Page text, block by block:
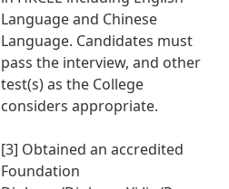
Language and Chinese
Language. Candidates must
pass the interview, and other
test(s) as the College
considers appropriate.
[3] Obtained an accredited
Foundation